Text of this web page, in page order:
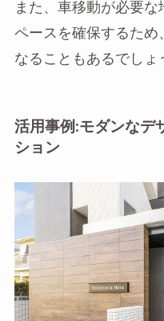
また、車移動が必要
ペースを確保するため
なることもあるでしょ
活用事例:モダンなデ
ション